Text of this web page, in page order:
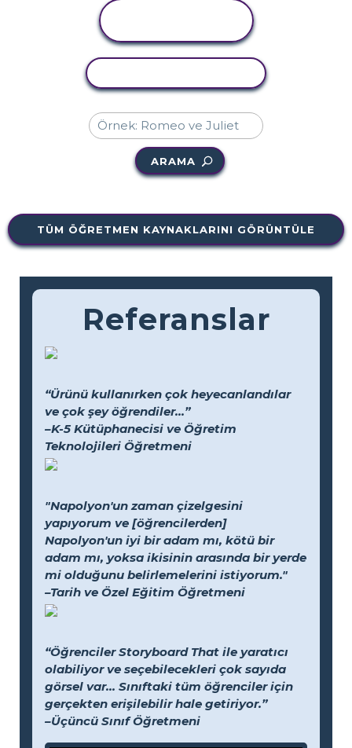
ARAMA
TÜM ÖĞRETMEN KAYNAKLARINI GÖRÜNTÜLE
Referanslar
“Ürünü kullanırken çok heyecanlandılar
ve çok şey öğrendiler...”
–K-5 Kütüphanecisi ve Öğretim
Teknolojileri Öğretmeni
"Napolyon'un zaman çizelgesini
yapıyorum ve [öğrencilerden]
Napolyon'un iyi bir adam mı, kötü bir
adam mı, yoksa ikisinin arasında bir yerde
mi olduğunu belirlemelerini istiyorum."
–Tarih ve Özel Eğitim Öğretmeni
“Öğrenciler Storyboard That ile yaratıcı
olabiliyor ve seçebilecekleri çok sayıda
görsel var... Sınıftaki tüm öğrenciler için
gerçekten erişilebilir hale getiriyor.”
–Üçüncü Sınıf Öğretmeni